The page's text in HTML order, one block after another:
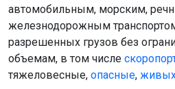
автомобильным, морским,
железнодорожным
разрешенных грузов без
объемам, в том числе
тяжеловесные, опасные,